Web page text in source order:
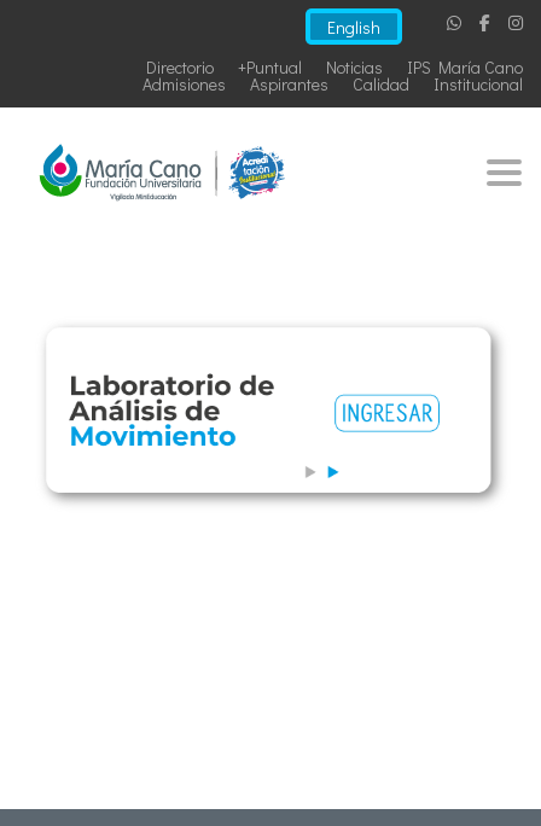
English
IPS María Cano
Noticias
+Puntual
Directorio
Institucional
Calidad
Aspirantes
Admisiones